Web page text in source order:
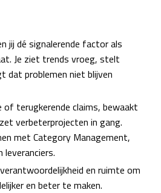
jij dé signalerende factor als
Je ziet trends vroeg, stelt
dat problemen niet blijven
of terugkerende claims, bewaakt
verbeterprojecten in gang.
met Category Management,
leveranciers.
en ruimte om
en beter te maken.